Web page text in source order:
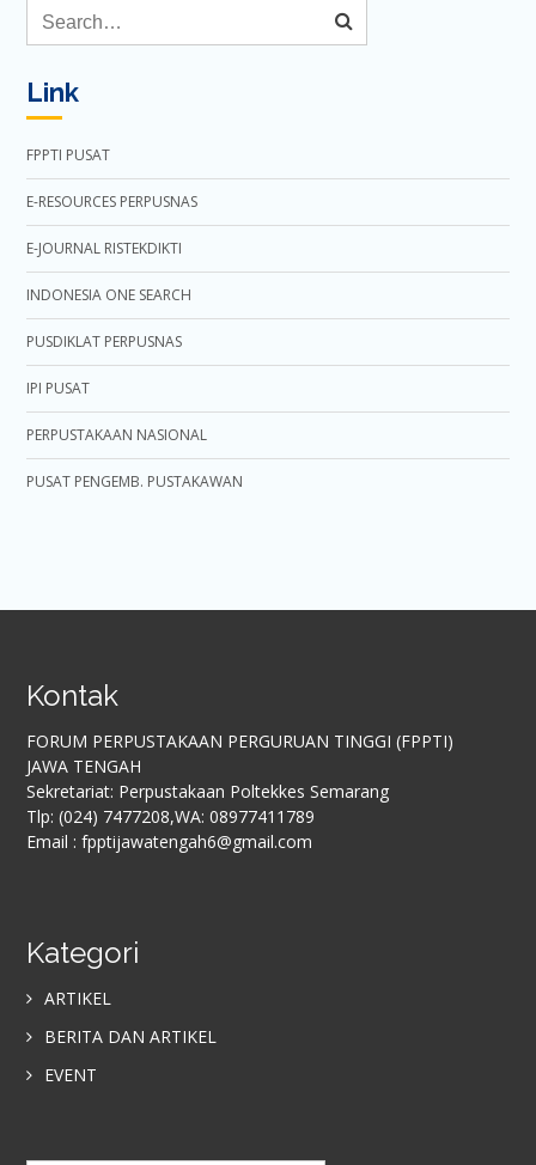
Link
FPPTI PUSAT
E-RESOURCES PERPUSNAS
E-JOURNAL RISTEKDIKTI
INDONESIA ONE SEARCH
PUSDIKLAT PERPUSNAS
IPI PUSAT
PERPUSTAKAAN NASIONAL
PUSAT PENGEMB. PUSTAKAWAN
Kontak
FORUM PERPUSTAKAAN PERGURUAN TINGGI (FPPTI)
JAWA TENGAH
Sekretariat: Perpustakaan Poltekkes Semarang
Tlp: (024) 7477208,WA: 08977411789
Email : fpptijawatengah6@gmail.com
Kategori
ARTIKEL
BERITA DAN ARTIKEL
EVENT